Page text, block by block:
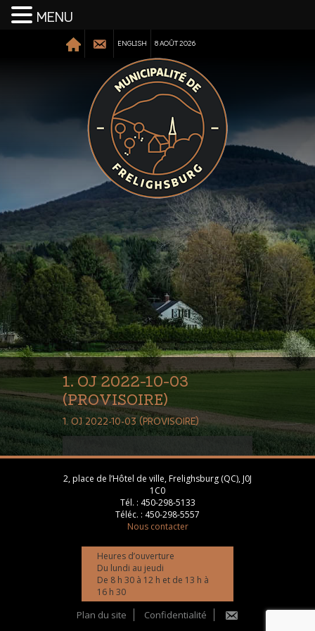
ENGLISH 8 AOÛT 2026
1. OJ 2022-10-03
(PROVISOIRE)
1. OJ 2022-10-03 (PROVISOIRE)
2, place de l’Hôtel de ville, Frelighsburg (QC), J0J
1C0
Tél. : 450-298-5133
Téléc. : 450-298-5557
Nous contacter
Heures d’ouverture
Du lundi au jeudi
De 8 h 30 à 12 h et de 13 h à
16 h 30
Plan du site
Confidentialité
MENU